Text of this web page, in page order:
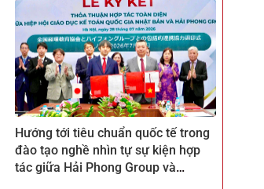
Hướng tới tiêu chuẩn quốc tế trong
đào tạo nghề nhìn tự sự kiện hợp
tác giữa Hải Phong Group và